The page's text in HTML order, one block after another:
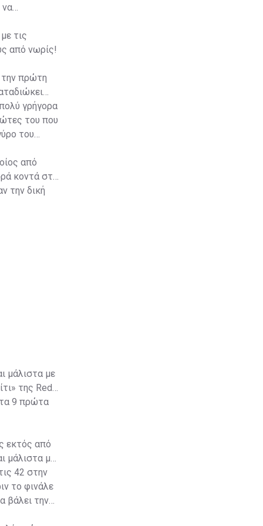
να
τις
από νωρίς!
την πρώτη
γρήγορα
του που
του
από
κοντά στα
την δική
μάλιστα με
της Red
9 πρώτα
εκτός από
μάλιστα με
42 στην
το φινάλε
βάλει την